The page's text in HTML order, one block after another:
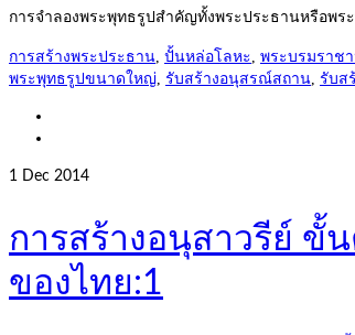
การจำลองพระพุทธรูปสำคัญทั้งพระประธานหรือพ
การสร้างพระประธาน, ปั้นหล่อโลหะ, พระบรมราช
พระพุทธรูปขนาดใหญ่, รับสร้างอนุสรณ์สถาน, รับส
1 Dec 2014
การสร้างอนุสาวรีย์ ขั้
ของไทย:1